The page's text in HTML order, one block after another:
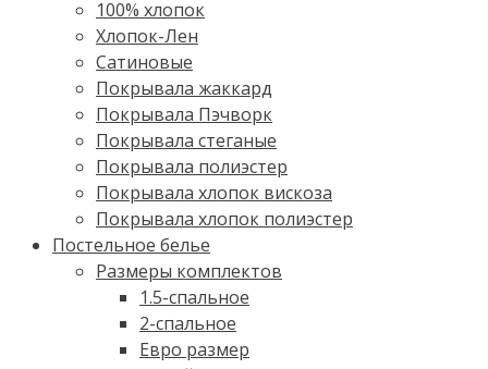
100% хлопок
Хлопок-Лен
Сатиновые
Покрывала жаккард
Покрывала Пэчворк
Покрывала стеганые
Покрывала полиэстер
Покрывала хлопок вискоза
Покрывала хлопок полиэстер
Постельное белье
Размеры комплектов
1.5-спальное
2-спальное
Евро размер